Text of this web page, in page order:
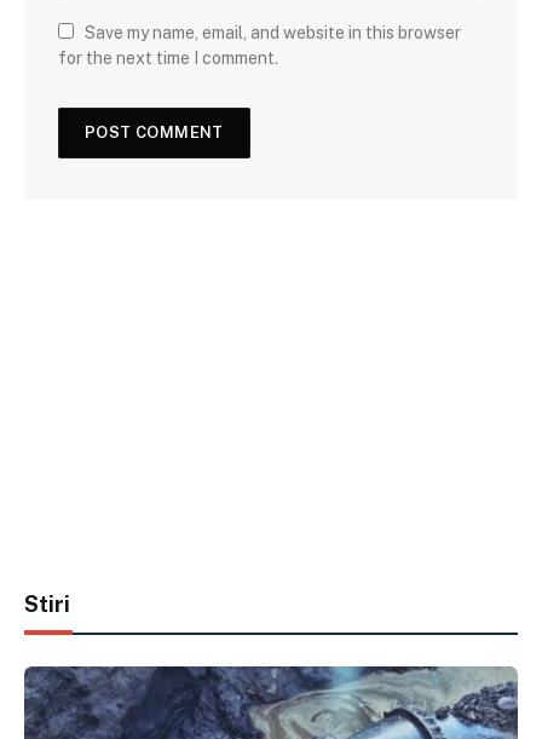
Save my name, email, and website in this browser
for the next time I comment.
Stiri